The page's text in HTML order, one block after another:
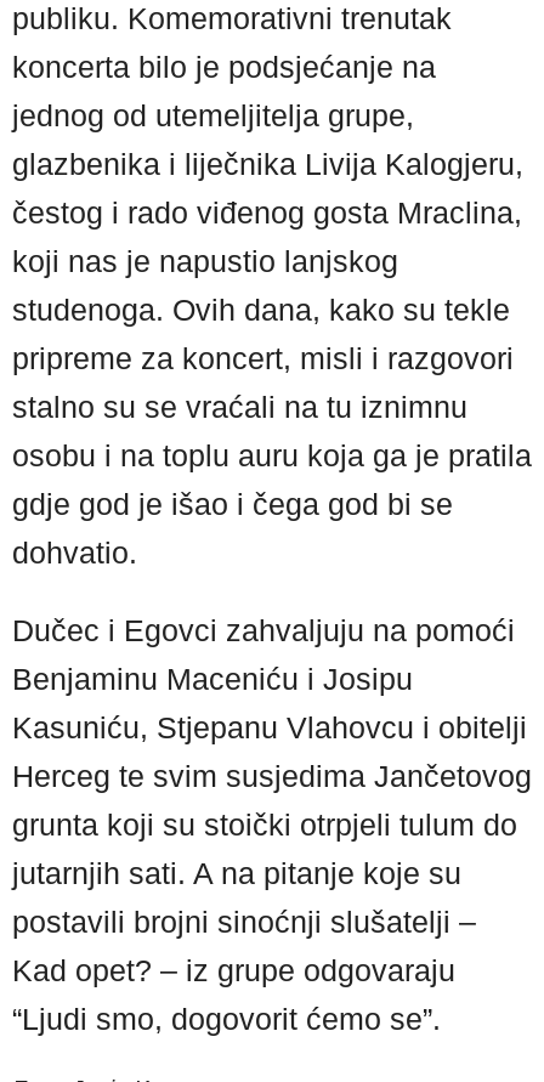
publiku. Komemorativni trenutak
koncerta bilo je podsjećanje na
jednog od utemeljitelja grupe,
glazbenika i liječnika Livija Kalogjeru,
čestog i rado viđenog gosta Mraclina,
koji nas je napustio lanjskog
studenoga. Ovih dana, kako su tekle
pripreme za koncert, misli i razgovori
stalno su se vraćali na tu iznimnu
osobu i na toplu auru koja ga je pratila
gdje god je išao i čega god bi se
dohvatio.
Dučec i Egovci zahvaljuju na pomoći
Benjaminu Maceniću i Josipu
Kasuniću, Stjepanu Vlahovcu i obitelji
Herceg te svim susjedima Jančetovog
grunta koji su stoički otrpjeli tulum do
jutarnjih sati. A na pitanje koje su
postavili brojni sinoćnji slušatelji –
Kad opet? – iz grupe odgovaraju
“Ljudi smo, dogovorit ćemo se”.